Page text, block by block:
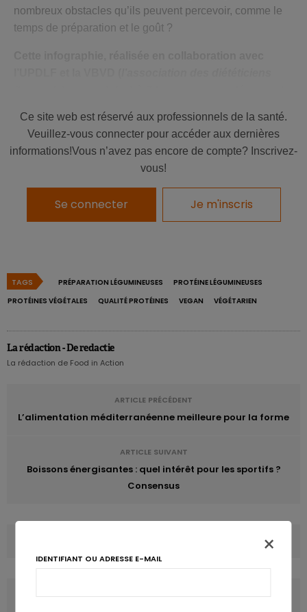
nombreux obstacles qu’ils peuvent percevoir, comme le
temps de préparation et le goût ?
légumineuses & leur préparation, les qualités
nutritionnelles des protéines et des astuces pour
contourner les inconvénients intestinaux potentiellement
Ce site web est réservé aux professionnels de la santé.
Veuillez-vous connecter pour accéder aux dernières
informations!Vous n’avez pas encore de compte? Inscrivez-
vous!
Se connecter Je m'inscris
TAGS PRÉPARATION LÉGUMINEUSES
PROTÉINE LÉGUMINEUSES
PROTÉINES VÉGÉTALES
QUALITÉ PROTÉINES VEGAN VÉGÉTARIEN
La rédaction - De redactie
La rédaction de Food in Action
ARTICLE PRÉCÉDENT
L’alimentation méditerranéenne meilleure pour la forme
ARTICLE SUIVANT
Boissons énergisantes : quel intérêt pour les sportifs ?
Consensus
LATEST POSTS
×
IDENTIFIANT OU ADRESSE E-MAIL